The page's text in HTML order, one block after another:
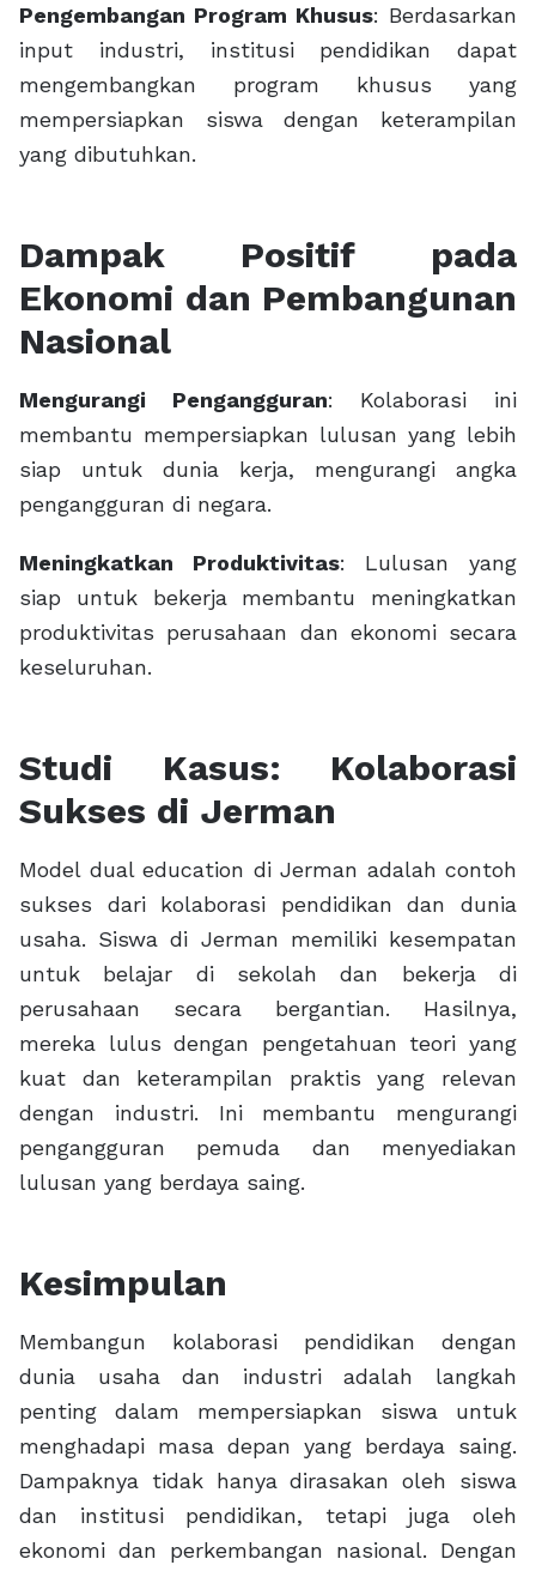
Pengembangan Program Khusus: Berdasarkan
input industri, institusi pendidikan dapat
mengembangkan program khusus yang
mempersiapkan siswa dengan keterampilan
yang dibutuhkan.
Dampak Positif pada
Ekonomi dan Pembangunan
Nasional
Mengurangi Pengangguran: Kolaborasi ini
membantu mempersiapkan lulusan yang lebih
siap untuk dunia kerja, mengurangi angka
pengangguran di negara.
Meningkatkan Produktivitas: Lulusan yang
siap untuk bekerja membantu meningkatkan
produktivitas perusahaan dan ekonomi secara
keseluruhan.
Studi Kasus: Kolaborasi
Sukses di Jerman
Model dual education di Jerman adalah contoh
sukses dari kolaborasi pendidikan dan dunia
usaha. Siswa di Jerman memiliki kesempatan
untuk belajar di sekolah dan bekerja di
perusahaan secara bergantian. Hasilnya,
mereka lulus dengan pengetahuan teori yang
kuat dan keterampilan praktis yang relevan
dengan industri. Ini membantu mengurangi
pengangguran pemuda dan menyediakan
lulusan yang berdaya saing.
Kesimpulan
Membangun kolaborasi pendidikan dengan
dunia usaha dan industri adalah langkah
penting dalam mempersiapkan siswa untuk
menghadapi masa depan yang berdaya saing.
Dampaknya tidak hanya dirasakan oleh siswa
dan institusi pendidikan, tetapi juga oleh
ekonomi dan perkembangan nasional. Dengan